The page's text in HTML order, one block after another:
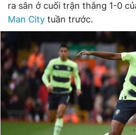
Thông tin tòa soạn Liên
Đọc Thanh Niên trên điện thoại
ra sân ở cuối trận thắng 1-0
Man City tuần trước.